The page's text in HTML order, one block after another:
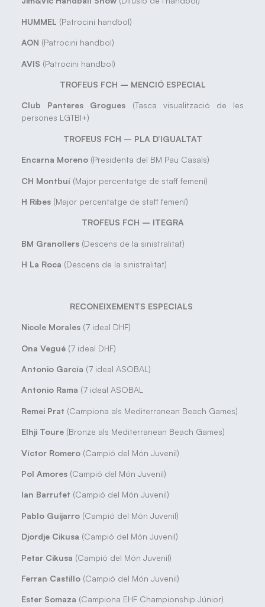
HUMMEL (Patrocini handbol)
AON (Patrocini handbol)
AVIS (Patrocini handbol)
TROFEUS FCH – MENCIÓ ESPECIAL
Club Panteres Grogues (Tasca visualització de les
persones LGTBI+)
TROFEUS FCH – PLA D’IGUALTAT
Encarna Moreno (Presidenta del BM Pau Casals)
CH Montbuí (Major percentatge de staff femení)
H Ribes(Major percentatge de staff femení)
TROFEUS FCH – ITEGRA
BM Granollers (Descens de la sinistralitat)
H La Roca (Descens de la sinistralitat)
RECONEIXEMENTS ESPECIALS
Nicole Morales (7 ideal DHF)
Ona Vegué(7 ideal DHF)
Antonio García (7 ideal ASOBAL)
Antonio Rama (7 ideal ASOBAL
Remei Prat (Campiona als Mediterranean Beach Games)
Elhji Toure(Bronze als Mediterranean Beach Games)
Víctor Romero (Campió del Món Juvenil)
Pol Amores (Campió del Món Juvenil)
Ian Barrufet (Campió del Món Juvenil)
Pablo Guijarro (Campió del Món Juvenil)
Djordje Cikusa (Campió del Món Juvenil)
Petar Cikusa (Campió del Món Juvenil)
Ferran Castillo (Campió del Món Juvenil)
Ester Somaza (Campiona EHF Championship Júnior)